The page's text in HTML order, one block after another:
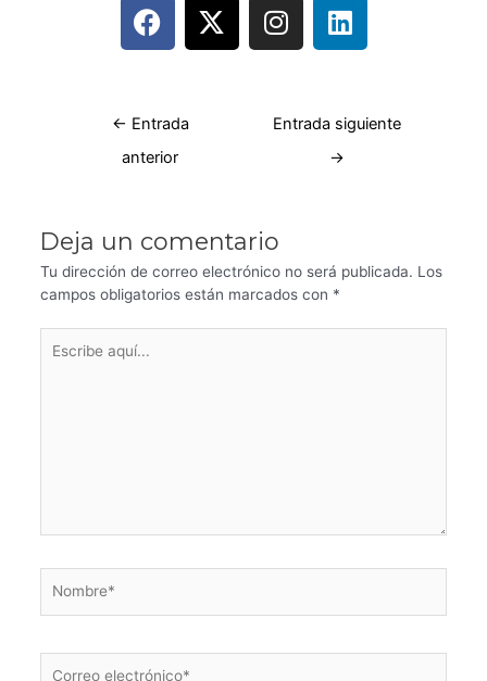
← Entrada
anterior
Entrada siguiente
→
Deja un comentario
Tu dirección de correo electrónico no será publicada. Los
campos obligatorios están marcados con *